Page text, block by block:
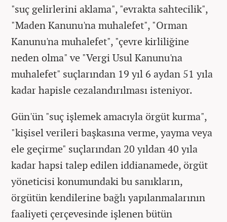
"suç gelirlerini aklama", "evrakta sahtecilik",
"Maden Kanunu'na muhalefet", "Orman
Kanunu'na muhalefet", "çevre kirliliğine
neden olma" ve "Vergi Usul Kanunu'na
muhalefet" suçlarından 19 yıl 6 aydan 51 yıla
kadar hapisle cezalandırılması isteniyor.
Gün'ün "suç işlemek amacıyla örgüt kurma",
"kişisel verileri başkasına verme, yayma veya
ele geçirme" suçlarından 20 yıldan 40 yıla
kadar hapsi talep edilen iddianamede, örgüt
yöneticisi konumundaki bu sanıkların,
örgütün kendilerine bağlı yapılanmalarının
faaliyeti çerçevesinde işlenen bütün